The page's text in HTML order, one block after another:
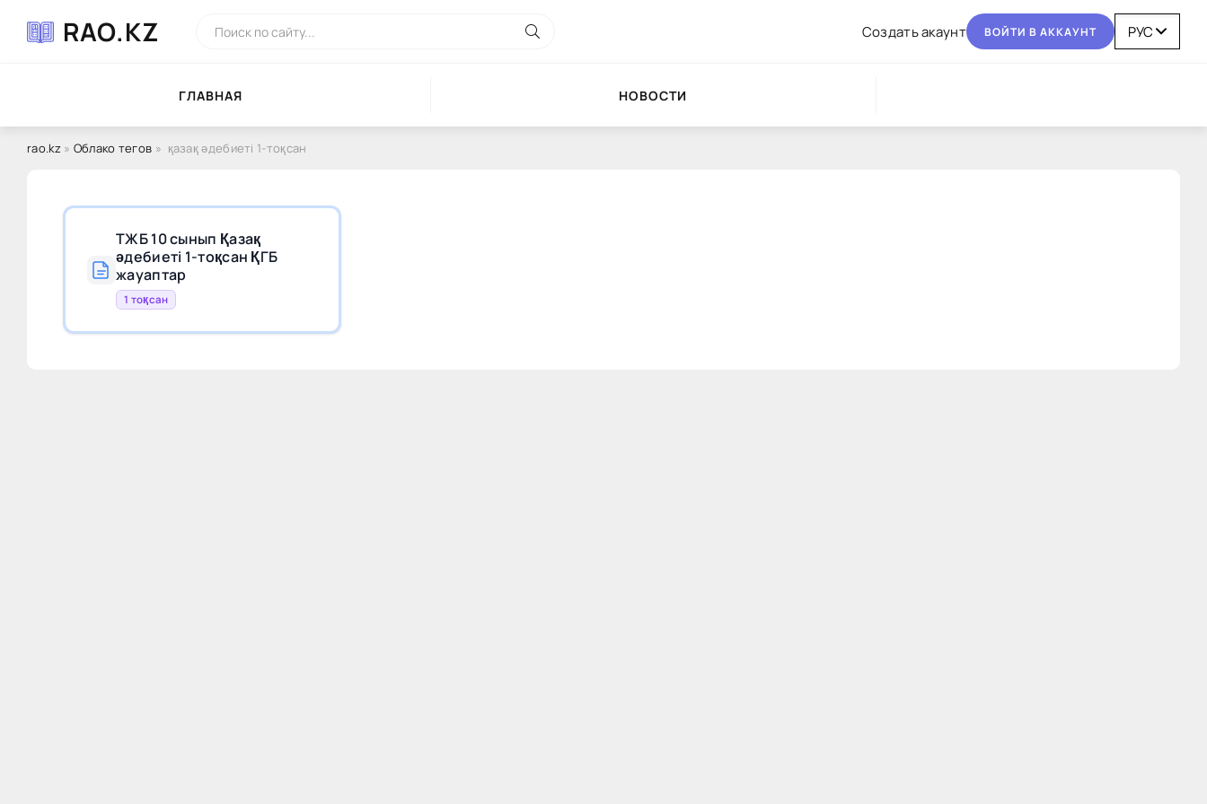
RAO.KZ Coздaть aкaунт BOЙТИ В AККAУНТ
ГЛAВНAЯ НОВОСТИ
rao.kz» Облако тегов » қазақ әдебиеті 1-тоқсан
ТЖБ 10 сынып Қазақ
әдебиеті 1-тоқсан ҚГБ
жауаптар
1 тоқсан